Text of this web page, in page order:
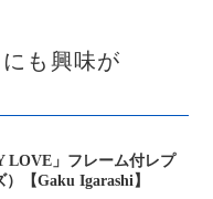
も興味が
LOVE」フレーム付レプ
【Gaku Igarashi】